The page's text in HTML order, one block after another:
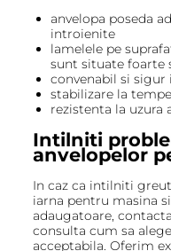
anvelopa poseda
introienite
lamelele pe
sunt situate foarte
convenabil si sigur
stabilizare la
rezistenta la uzura
Intilniti
anvelopelor
In caz ca intilniti
iarna pentru masina
adaugatoare,
consulta cum sa
acceptabila. Oferim